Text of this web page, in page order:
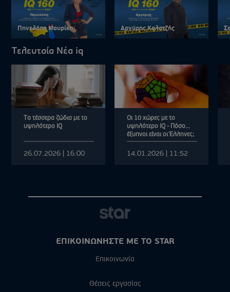
Πηνελόπη Μουρίκη Αργύρης Καλατζής
Τελευταία Νέα iq
Tα τέσσερα ζώδια με το
υψηλότερο ΙQ
26.07.2026 | 16:00
Οι 10 χώρες με το
υψηλότερο IQ - Πόσο
έξυπνοι είναι οι Έλληνες;
14.01.2026 | 11:52
ΕΠΙΚΟΙΝΩΝΗΣΤΕ ΜΕ ΤΟ STAR
Επικοινωνία
Θέσεις εργασίας